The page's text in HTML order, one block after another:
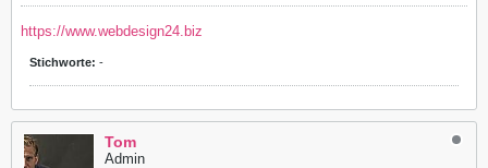
https://www.webdesign24.biz
Stichworte: -
Tom
Admin